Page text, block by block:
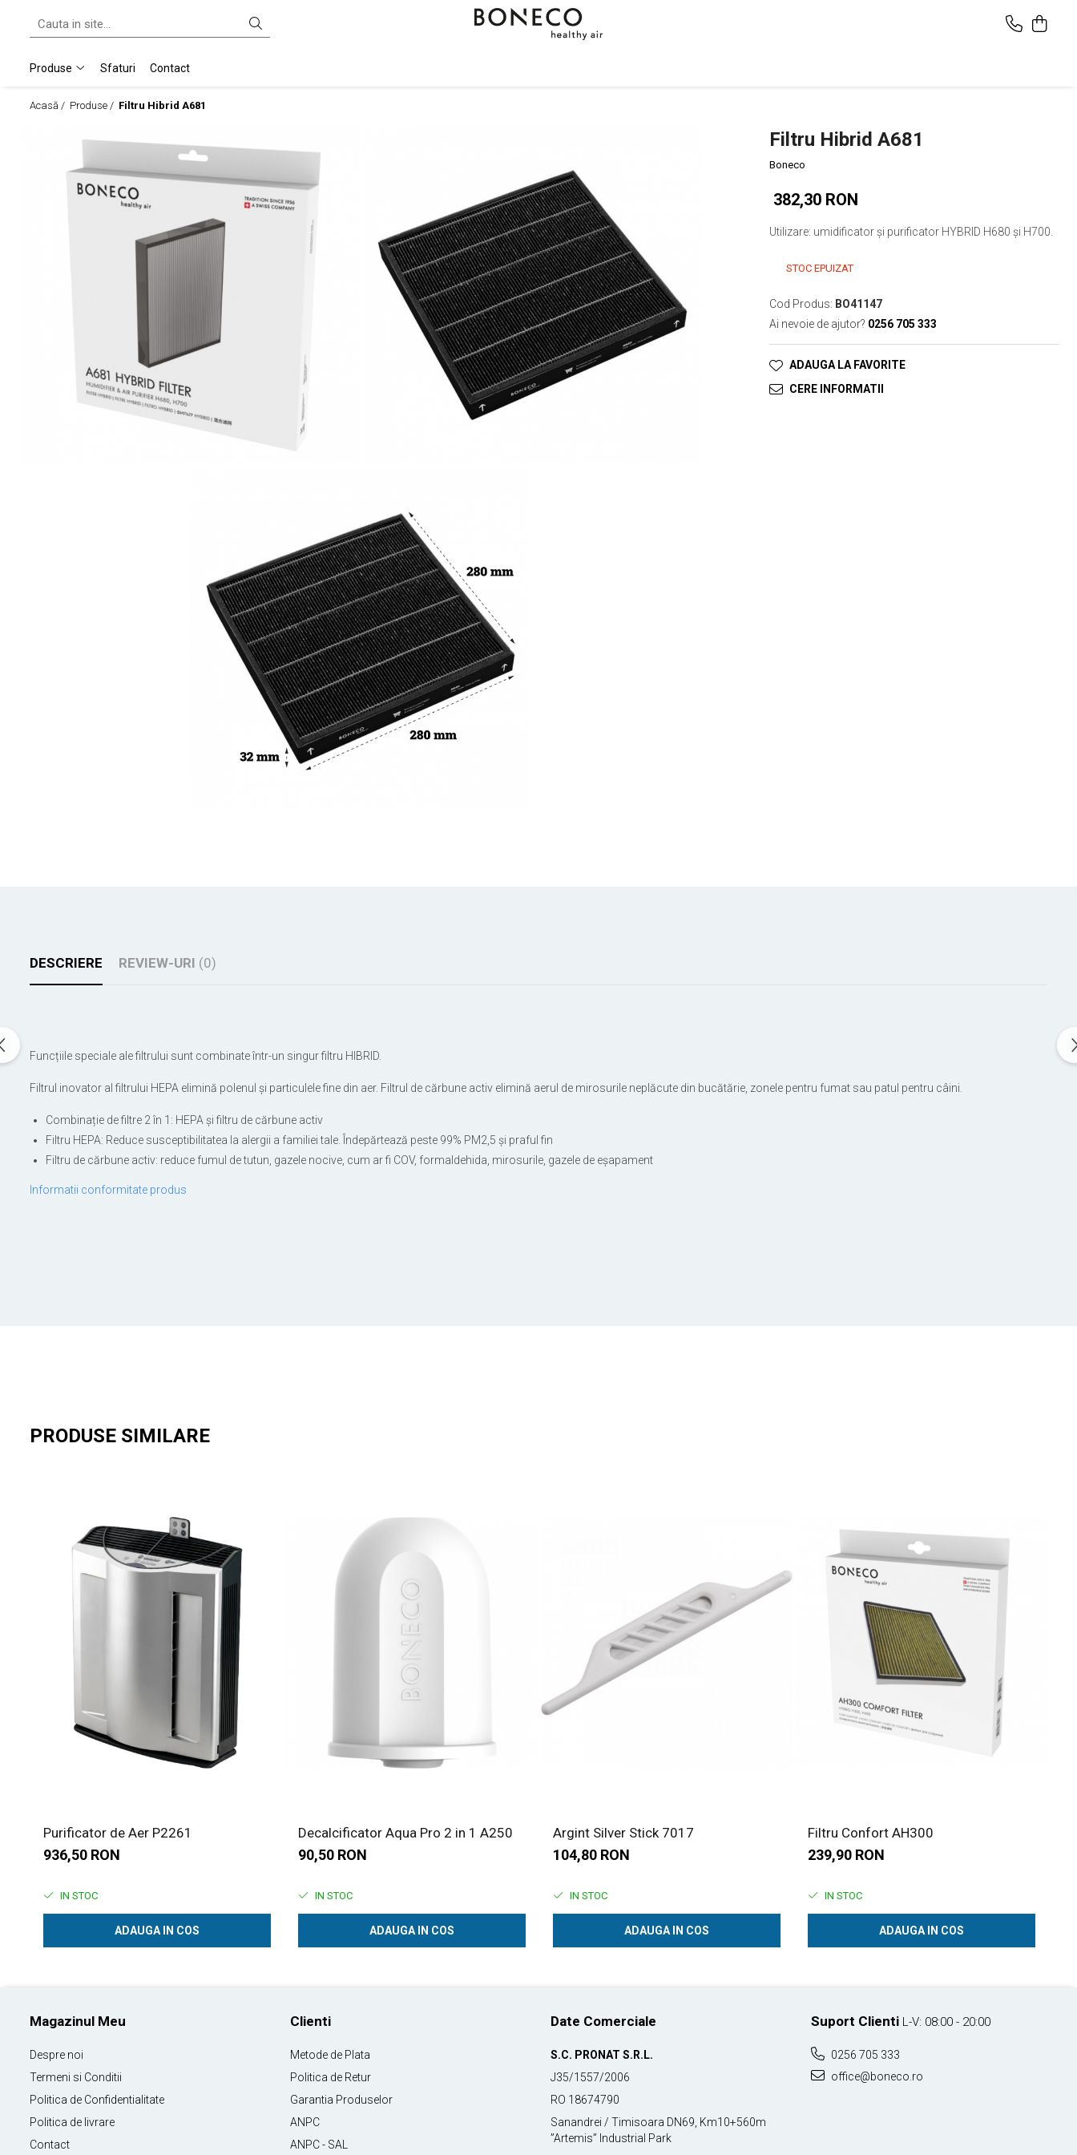
Umidificatoare
Umidificatoare Steamer
Umidificatoare Ultrasonice
Difuzor De Arome Si Ionizatoare
Produse Sfaturi Contact
Acasă / Produse / Filtru Hibrid A681
Filtru Hibrid A681
Boneco
382,30 RON
Utilizare: umidificator și purificator HYBRID H680 și H700.
STOC EPUIZAT
Cod Produs: BO41147
Ai nevoie de ajutor? 0256 705 333
ADAUGA LA FAVORITE
CERE INFORMATII
DESCRIERE REVIEW-URI (0)
Funcțiile speciale ale filtrului sunt combinate într-un singur filtru HIBRID.
Filtrul inovator al filtrului HEPA elimină polenul și particulele fine din aer. Filtrul de cărbune activ elimină aerul de mirosurile neplăcute din bucătărie, zonele pentru fumat sau patul pentru câini.
Combinație de filtre 2 în 1: HEPA și filtru de cărbune activ
Filtru HEPA: Reduce susceptibilitatea la alergii a familiei tale. Îndepărtează peste 99% PM2,5 și praful fin
Filtru de cărbune activ: reduce fumul de tutun, gazele nocive, cum ar fi COV, formaldehida, mirosurile, gazele de eșapament
Informatii conformitate produs
PRODUSE SIMILARE
Purificator de Aer P2261
936,50 RON
IN STOC
ADAUGA IN COS
Decalcificator Aqua Pro 2 in 1 A250
90,50 RON
IN STOC
ADAUGA IN COS
Argint Silver Stick 7017
104,80 RON
IN STOC
ADAUGA IN COS
Filtru Confort AH300
239,90 RON
IN STOC
ADAUGA IN COS
Magazinul Meu
Despre noi
Termeni si Conditii
Politica de Confidentialitate
Politica de livrare
Contact
Clienti
Metode de Plata
Politica de Retur
Garantia Produselor
ANPC
ANPC - SAL
Date Comerciale
S.C. PRONAT S.R.L.
J35/1557/2006
RO 18674790
Sanandrei / Timisoara DN69, Km10+560m
”Artemis” Industrial Park
Suport Clienti L-V: 08:00 - 20:00
0256 705 333
office@boneco.ro